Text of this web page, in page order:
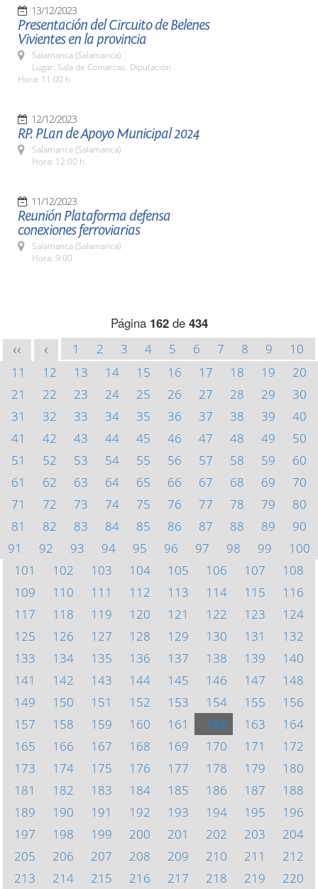
13/12/2023
Presentación del Circuito de Belenes
Vivientes en la provincia
Salamanca (Salamanca)
Lugar: Sala de Comarcas. Diputación
Hora: 11:00 h.
12/12/2023
RP. PLan de Apoyo Municipal 2024
Salamanca (Salamanca)
Hora: 12:00 h.
11/12/2023
Reunión Plataforma defensa
conexiones ferroviarias
Salamanca (Salamanca)
Hora: 9:00
Página 162de 434
<< < 1 2 3 4 5 6 7 8 9
10
11
12 13 14 15 16 17 18 19
20
21
22 23 24 25 26 27 28 29
30
31
32 33 34 35 36 37 38 39
40
41
42 43 44 45 46 47 48 49
50
51
52 53 54 55 56 57 58 59
60
61
62 63 64 65 66 67 68 69
70
71
72 73 74 75 76 77 78 79
80
81
82 83 84 85 86 87 88 89
90
91
92 93 94 95 96 97 98 99
100
101
102 103 104 105 106 107
108
109
110 111 112 113 114 115
116
117
118 119 120 121 122 123
124
125
126 127 128 129 130 131
132
133
134 135 136 137 138 139
140
141
142 143 144 145 146 147
148
149
150 151 152 153 154 155
156
157
158 159 160 161 162 163
164
165
166 167 168 169 170 171
172
173
174 175 176 177 178 179
180
181
182 183 184 185 186 187
188
189
190 191 192 193 194 195
196
197
198 199 200 201 202 203
204
205
206 207 208 209 210 211
212
213
214 215 216 217 218 219
220